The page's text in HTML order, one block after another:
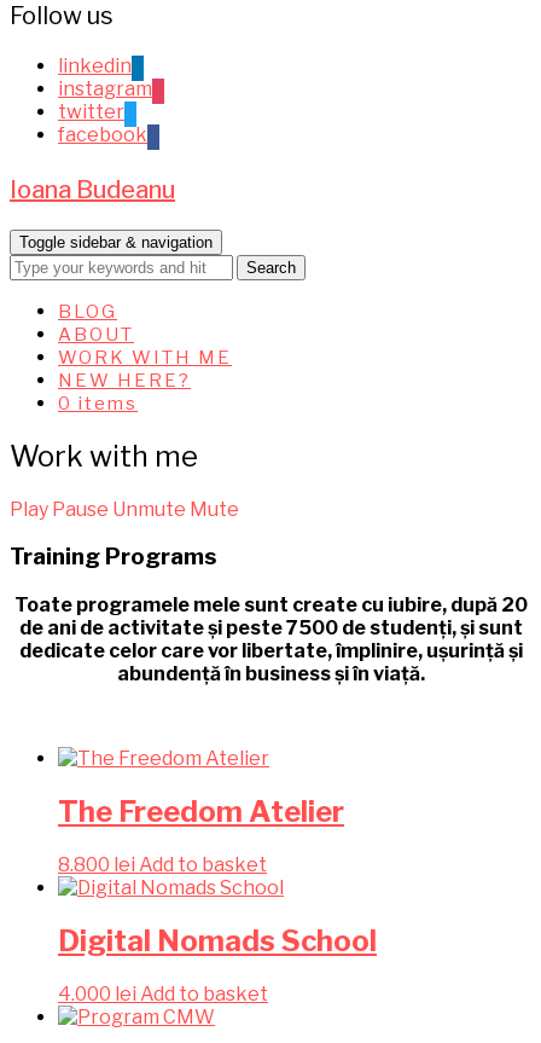
Follow us
linkedin
instagram
twitter
facebook
Ioana Budeanu
Toggle sidebar & navigation
BLOG
ABOUT
WORK WITH ME
NEW HERE?
0 items
Work with me
Play Pause Unmute Mute
Training Programs
Toate programele mele sunt create cu iubire, după 20
de ani de activitate și peste 7500 de studenți, și sunt
dedicate celor care vor libertate, împlinire, ușurință și
abundență în business și în viață.
The Freedom Atelier
8.800 lei Add to basket
Digital Nomads School
4.000 lei Add to basket